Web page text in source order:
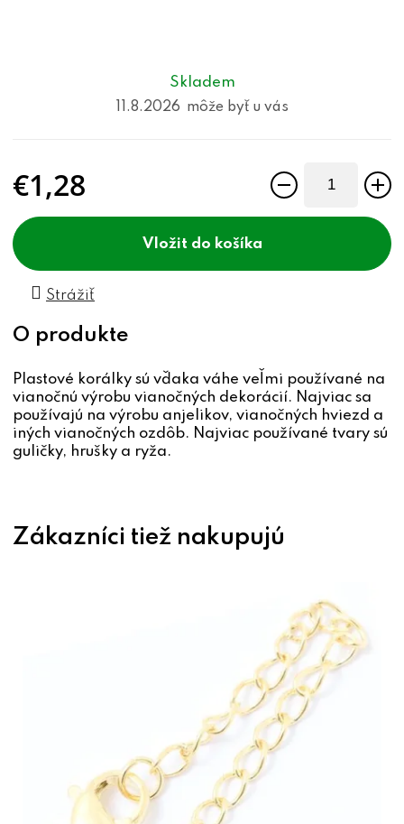
Skladem
11.8.2026
€1,28
do košíka
Strážiť
Plastové korálky sú vďaka váhe veľmi používané na
vianočnú výrobu vianočných dekorácií. Najviac sa
používajú na výrobu anjelikov, vianočných hviezd a
iných vianočných ozdôb. Najviac používané tvary sú
guličky, hrušky a ryža.